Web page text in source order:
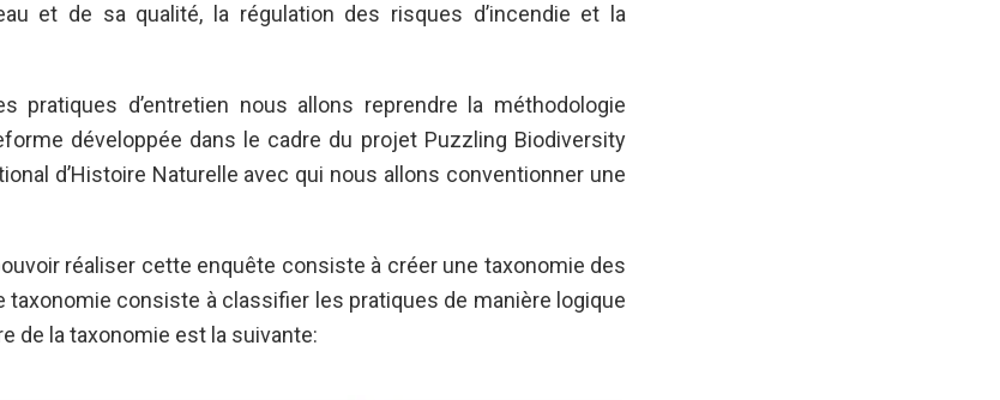
et de sa qualité, la régulation des risques d’incendie et la
pratiques d’entretien nous allons reprendre la méthodologie
développée dans le cadre du projet Puzzling Biodiversity
d’Histoire Naturelle avec qui nous allons conventionner une
réaliser cette enquête consiste à créer une taxonomie des
taxonomie consiste à classifier les pratiques de manière logique
de la taxonomie est la suivante: